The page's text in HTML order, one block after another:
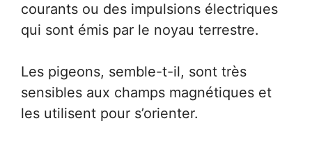
courants ou des impulsions électriques
qui sont émis par le noyau terrestre.
Les pigeons, semble-t-il, sont très
sensibles aux champs magnétiques et
les utilisent pour s’orienter.